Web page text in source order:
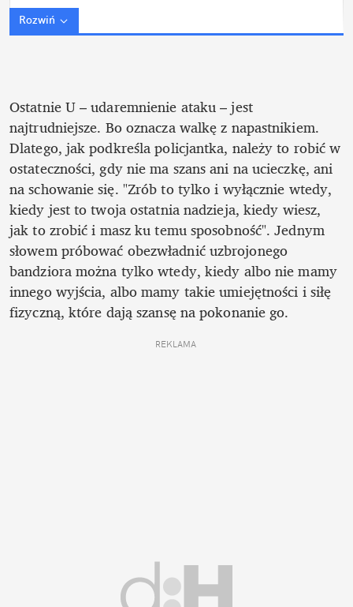
Rozwiń
Ostatnie U – udaremnienie ataku – jest
najtrudniejsze. Bo oznacza walkę z napastnikiem.
Dlatego, jak podkreśla policjantka, należy to robić w
ostateczności, gdy nie ma szans ani na ucieczkę, ani
na schowanie się. "Zrób to tylko i wyłącznie wtedy,
kiedy jest to twoja ostatnia nadzieja, kiedy wiesz,
jak to zrobić i masz ku temu sposobność". Jednym
słowem próbować obezwładnić uzbrojonego
bandziora można tylko wtedy, kiedy albo nie mamy
innego wyjścia, albo mamy takie umiejętności i siłę
fizyczną, które dają szansę na pokonanie go.
REKLAMA